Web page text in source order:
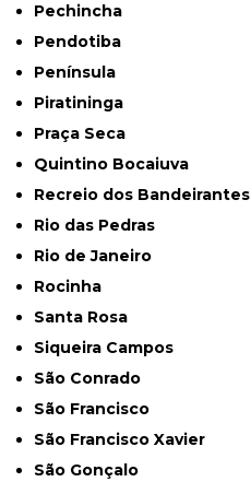
Pechincha
Pendotiba
Península
Piratininga
Praça Seca
Quintino Bocaiuva
Recreio dos Bandeirantes
Rio das Pedras
Rio de Janeiro
Rocinha
Santa Rosa
Siqueira Campos
São Conrado
São Francisco
São Francisco Xavier
São Gonçalo